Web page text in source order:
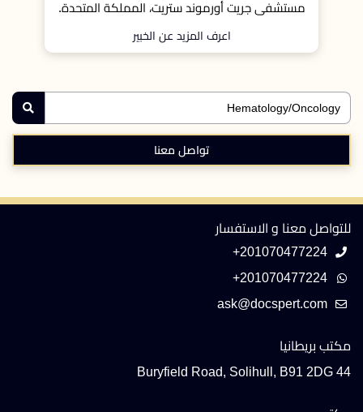
مستشفى جريت أورموند ستريت، المملكة المتحدة.
اعرف المزيد عن الخبير
تواصل معنا
للتواصل معنا و الاستفسار
+201070477224
+201070477224
مكتب بريطانيا
44 Buryfield Road, Solihull, B91 2DG